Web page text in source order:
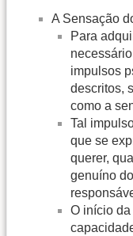
A Sensação
Para
impulsos
descritos,
como a
Tal
que se
querer,
genuíno
O início da